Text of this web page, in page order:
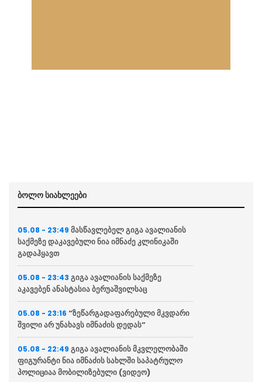
ბოლო სიახლეები
05.08 - 23:49 მასწავლებელ გიგა ავალიანის
საქმეზე დაკავებული ნია იმნაძე კლინიკაში
გადაჰყავთ
05.08 - 23:43 გიგა ავალიანის საქმეზე
აკავებენ ანასტასია ბერუაშვილსაც
05.08 - 23:16 “ზეწარგადაფარებული მკვდარი
შვილი არ უნახავს იმნაძის დედას”
05.08 - 22:49 გიგა ავალიანის მკვლელობაში
ფიგურანტი ნია იმნაძის სახლში საპატრულო
პოლიციაა მობილიზებული (ვიდეო)